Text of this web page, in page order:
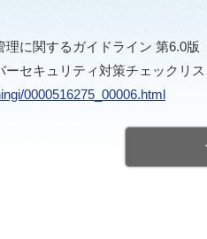
理に関するガイドライン 第6.0版
ーセキュリティ対策チェックリス
0000516275_00006.html